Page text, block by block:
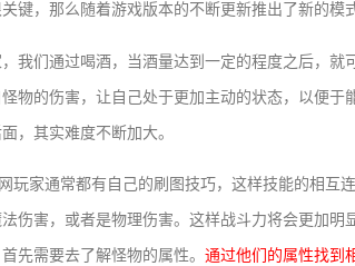
键，那么随着游戏版本的不断更新推出了新的模
我们通过喝酒，当酒量达到一定的程度之后，就
物的伤害，让自己处于更加主动的状态，以便于
，其实难度不断加大。
玩家通常都有自己的刷图技巧，这样技能的相互
伤害，或者是物理伤害。这样战斗力将会更加明
先需要去了解怪物的属性。 通过他们的属性找到